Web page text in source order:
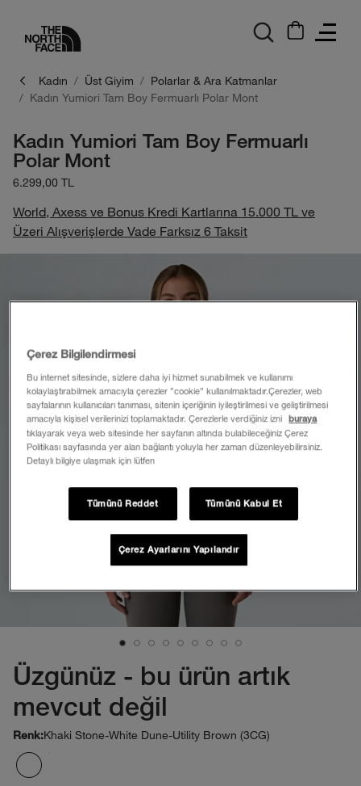
Kadın Üst Giyim
Polarlar & Ara Katmanlar
Kadın Yumiori Tam Boy Fermuarlı Polar Mont
Kadın Yumiori Tam Boy Fermuarlı
Polar Mont
6.299,00 TL
World, Axess ve Bonus Kredi Kartlarına 15.000 TL ve
Üzeri Alışverişlerde Vade Farksız 6 Taksit
Üzgünüz - bu ürün artık
mevcut değil
Renk:Khaki Stone-White Dune-Utility Brown (3CG)
Çerez Bilgilendirmesi
Bu internet sitesinde, sizlere daha iyi hizmet sunabilmek ve kullanımı
kolaylaştırabilmek amacıyla çerezler ”cookie” kullanılmaktadır.Çerezler, web
sayfalarının kullanıcıları tanıması, sitenin içeriğinin iyileştirilmesi ve geliştirilmesi
amacıyla kişisel verilerinizi toplamaktadır. Çerezlerle verdiğiniz izni
buraya
tıklayarak veya web sitesinde her sayfanın altında bulabileceğiniz Çerez
Politikası sayfasında yer alan bağlantı yoluyla her zaman düzenleyebilirsiniz.
Detaylı bilgiye ulaşmak için lütfen
Tümünü Reddet Tümünü Kabul Et
Çerez Ayarlarını Yapılandır